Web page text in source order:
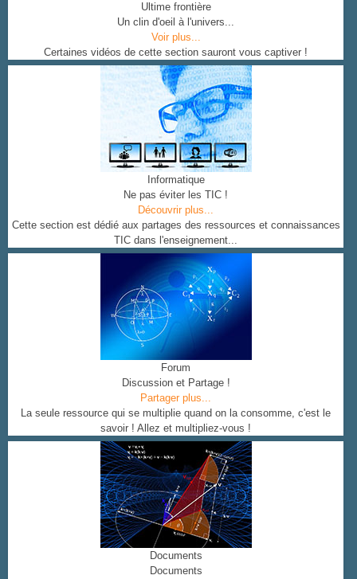
Ultime frontière
Un clin d'oeil à l'univers...
Voir plus...
Certaines vidéos de cette section sauront vous captiver !
Informatique
Ne pas éviter les TIC !
Découvrir plus...
Cette section est dédié aux partages des ressources et connaissances
TIC dans l'enseignement...
Forum
Discussion et Partage !
Partager plus...
La seule ressource qui se multiplie quand on la consomme, c'est le
savoir ! Allez et multipliez-vous !
Documents
Documents